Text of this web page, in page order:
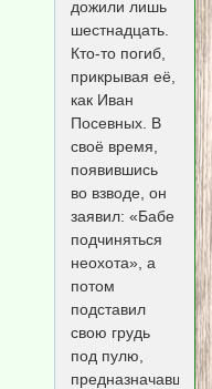
дожили лишь
шестнадцать.
Кто-то погиб,
прикрывая её,
как Иван
Посевных. В
своё время,
появившись
во взводе, он
заявил: «Бабе
подчиняться
неохота», а
потом
подставил
свою грудь
под пулю,